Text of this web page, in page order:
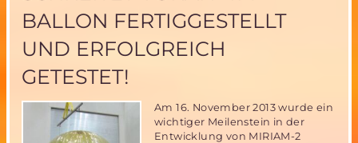
BALLON FERTIGGESTELLT
UND ERFOLGREICH
GETESTET!
Am 16. November 2013 wurde ein
wichtiger Meilenstein in der
Entwicklung von MIRIAM-2